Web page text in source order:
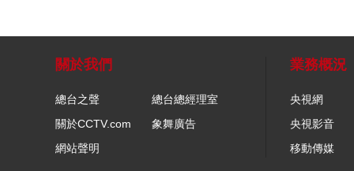
關於我們
總台之聲
總台總經理室
關於CCTV.com
象舞廣告
網站聲明
業務概況
央視網
央視影音
移動傳媒